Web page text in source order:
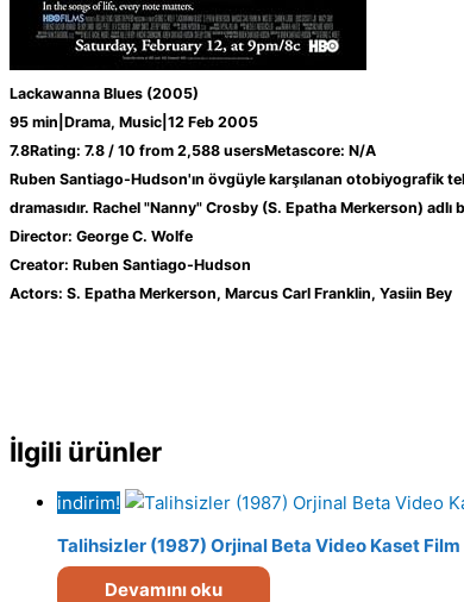
Lackawanna Blues (2005)
95 min Drama, Music 12 Feb 2005
7.8Rating: 7.8 / 10 from 2,588 usersMetascore: N/A
Ruben Santiago-Hudson'ın övgüyle karşılanan otobiyografik
dramasıdır. Rachel "Nanny" Crosby (S. Epatha Merkerson)
Director: George C. Wolfe
Creator: Ruben Santiago-Hudson
Actors: S. Epatha Merkerson, Marcus Carl Franklin, Yasiin Bey
İlgili ürünler
indirim!
Talihsizler (1987) Orjinal Beta Video Kaset Film
Devamını oku